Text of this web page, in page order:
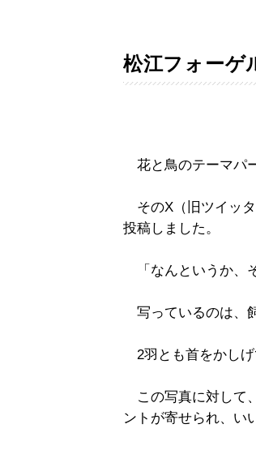
松江フォーゲ
花と鳥のテーマパ
そのX（旧ツイッ
投稿しました。
「なんというか、
写っているのは、
2羽とも首をかしげ
この写真に対して
ントが寄せられ、い